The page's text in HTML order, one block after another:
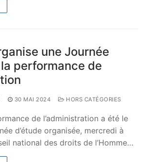
une Journée
la performance de
30 MAI 2024 HORS CATÉGORIES
de l’administration a été le
d’étude organisée, mercredi à
national des droits de l’Homme…